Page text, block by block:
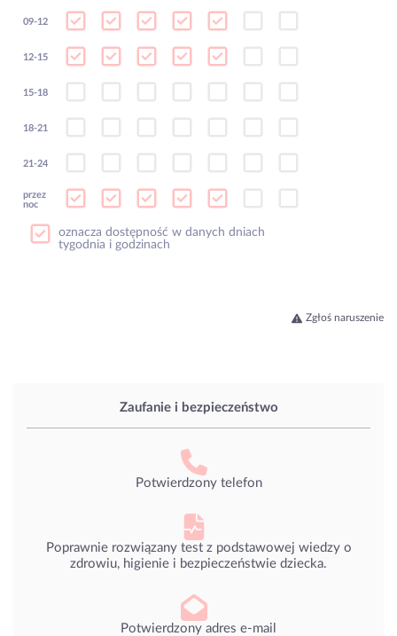
Zaufanie i bezpieczeństwo
Potwierdzony telefon
Poprawnie rozwiązany test z podstawowej wiedzy o
zdrowiu, higienie i bezpieczeństwie dziecka.
Potwierdzony adres e-mail
09-12
12-15
15-18
18-21
21-24
przez
noc
oznacza dostępność w danych dniach
tygodnia i godzinach
Zgłoś naruszenie